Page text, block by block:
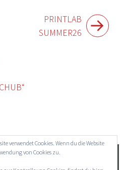
PRINTLAB
SUMMER26
verwendet Cookies. Wenn du die Website
von Cookies zu.